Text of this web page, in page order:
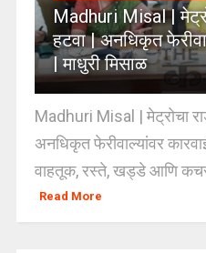
Madhuri Misal |
हटवा | अनधिकृत
| माधुरी मिसाळ
Madhuri Misal | मेट्रोचा
अनधिकृत फेरीवाल्यांवर
वाहतूक, रस्ते, खड्डे आणि
Read More